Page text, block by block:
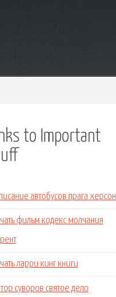
to Important
автобусов прага херсон
фильм кодекс молчания
ларри кинг книги
суворов святое дело